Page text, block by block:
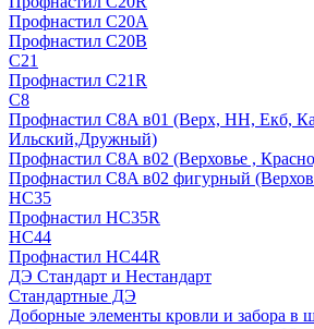
Профнастил С20А
Профнастил С20В
C21
Профнастил С21R
C8
Профнастил С8A в01 (Верх, НН, Екб,
Ильский,Дружный)
Профнастил С8A в02 (Верховье ,
Профнастил С8A в02 фигурный
HС35
Профнастил HC35R
НС44
Профнастил НС44R
ДЭ Стандарт и Нестандарт
Стандартные ДЭ
Доборные элементы кровли и забора в